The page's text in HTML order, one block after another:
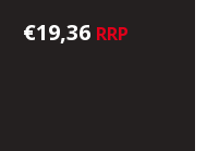
€19,36 RRP